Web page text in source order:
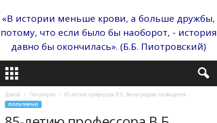
«В истории меньше крови, а больше дружбы,
потому, что если было бы наоборот, - история
давно бы окончилась». (Б.Б. Пиотровский)
Домой Популярно 85-летию профессора В.Б. Виноградова посвящается…
ПОПУЛЯРНО